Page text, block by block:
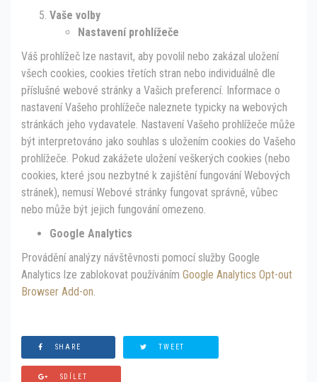
Vaše volby
Nastavení prohlížeče
Váš prohlížeč lze nastavit, aby povolil nebo zakázal uložení
všech cookies, cookies třetích stran nebo individuálně dle
příslušné webové stránky a Vašich preferencí. Informace o
nastavení Vašeho prohlížeče naleznete typicky na webových
stránkách jeho vydavatele. Nastavení Vašeho prohlížeče může
být interpretováno jako souhlas s uložením cookies do Vašeho
prohlížeče. Pokud zakážete uložení veškerých cookies (nebo
cookies, které jsou nezbytné k zajištění fungování Webových
stránek), nemusí Webové stránky fungovat správně, vůbec
nebo může být jejich fungování omezeno.
Google Analytics
Provádění analýzy návštěvnosti pomocí služby Google
Analytics lze zablokovat používáním Google Analytics Opt-out
Browser Add-on.
SHARE TWEET
SDÍLET